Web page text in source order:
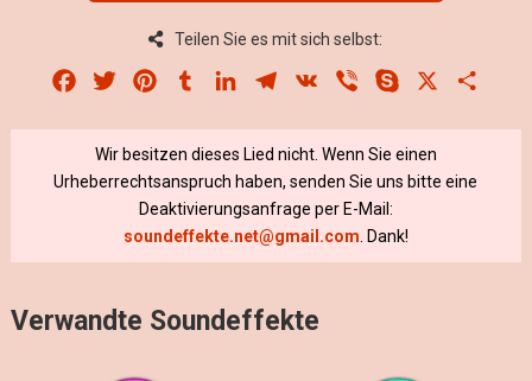
Teilen Sie es mit sich selbst:
Facebook
Twitter PinterestTumblrLinkedInTelegram
VK Viber Skype
Wir besitzen dieses Lied nicht. Wenn Sie einen
Urheberrechtsanspruch haben, senden Sie uns bitte eine
Deaktivierungsanfrage per E-Mail:
soundeffekte.net@gmail.com . Dank!
Verwandte Soundeffekte